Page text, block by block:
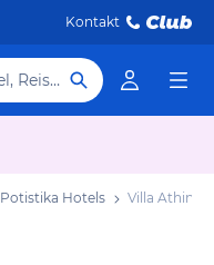
Kontakt
Hotel, Reiseziel
Potistika Hotels Villa Athina